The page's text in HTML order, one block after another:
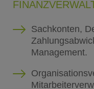
Sachkonten,
Management.